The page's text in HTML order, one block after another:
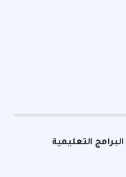
التعليمية